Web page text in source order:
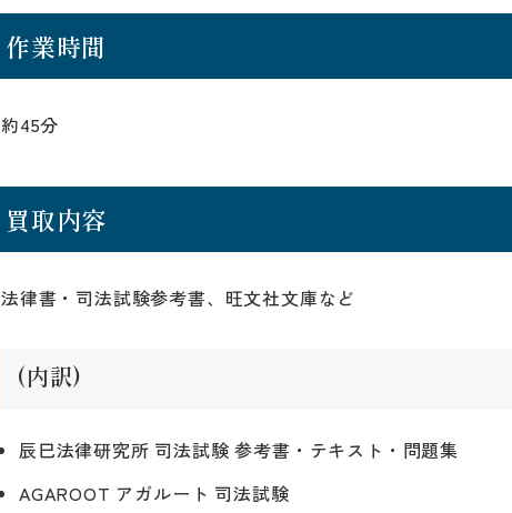
作業時間
約45分
買取内容
法律書・司法試験参考書、旺文社文庫など
(内訳)
辰巳法律研究所 司法試験 参考書・テキスト・問題集
AGAROOT アガルート 司法試験